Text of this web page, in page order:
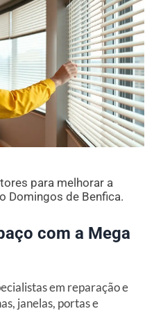
para melhorar a
Domingos de Benfica.
com a Mega
em reparação e
janelas, portas e